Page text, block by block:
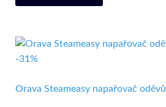
-31%
Orava Steameasy napařovač oděvů